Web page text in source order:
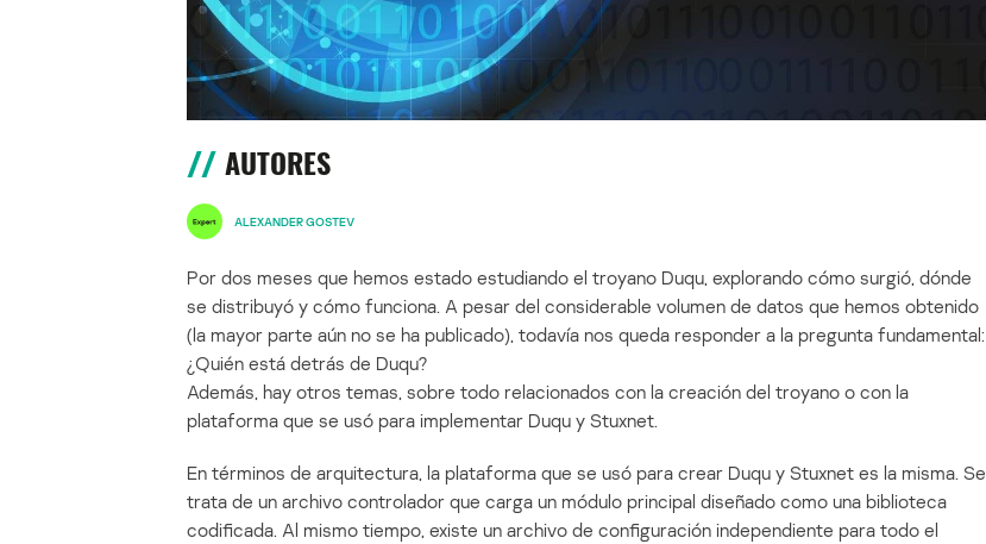
AUTORES
ALEXANDER GOSTEV
Por dos meses que hemos estado estudiando el troyano Duqu, explorando cómo surgió, dónde
se distribuyó y cómo funciona. A pesar del considerable volumen de datos que hemos obtenido
(la mayor parte aún no se ha publicado), todavía nos queda responder a la pregunta fundamental:
¿Quién está detrás de Duqu?
Además, hay otros temas, sobre todo relacionados con la creación del troyano o con la
plataforma que se usó para implementar Duqu y Stuxnet.
En términos de arquitectura, la plataforma que se usó para crear Duqu y Stuxnet es la misma. Se
trata de un archivo controlador que carga un módulo principal diseñado como una biblioteca
codificada. Al mismo tiempo, existe un archivo de configuración independiente para todo el